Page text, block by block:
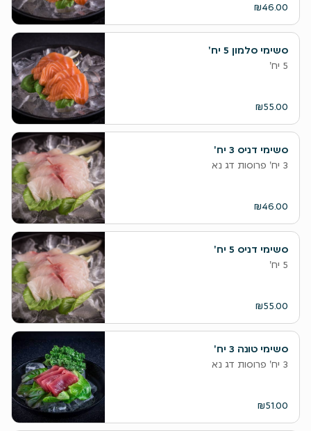
₪46.00
סשימי סלמון 5 יח'
5 יח'
₪55.00
סשימי דניס 3 יח'
3 יח' פרוסות דג נא
₪46.00
סשימי דניס 5 יח'
5 יח'
₪55.00
סשימי טונה 3 יח'
3 יח' פרוסות דג נא
₪51.00